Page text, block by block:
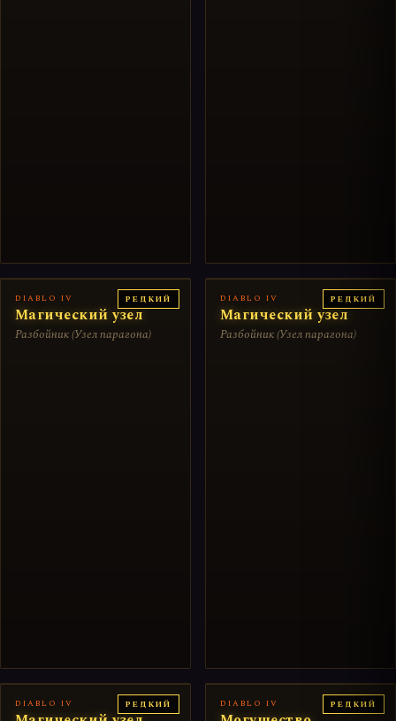
РЕДКИЙ
DIABLO IV
Магический узел
Разбойник (Узел парагона)
РЕДКИЙ
DIABLO IV
Магический узел
Разбойник (Узел парагона)
РЕДКИЙ
DIABLO IV РЕДКИЙ
DIABLO IV